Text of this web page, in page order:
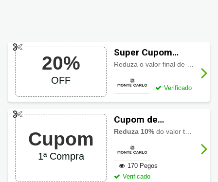
20%
OFF
Super Cupom
Monte Carlo com
Verificado
Cupom
1ª Compra
Cupom de
desconto Monte
primeira compra
Reduza 10% do valor total de sua compra ao usar o cupom Monte Carlo.
170 Pegos
Verificado